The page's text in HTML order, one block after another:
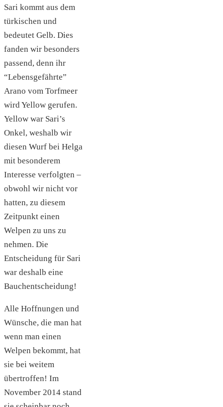
Sari kommt aus dem
türkischen und
bedeutet Gelb. Dies
fanden wir besonders
passend, denn ihr
“Lebensgefährte”
Arano vom Torfmeer
wird Yellow gerufen.
Yellow war Sari’s
Onkel, weshalb wir
diesen Wurf bei Helga
mit besonderem
Interesse verfolgten –
obwohl wir nicht vor
hatten, zu diesem
Zeitpunkt einen
Welpen zu uns zu
nehmen. Die
Entscheidung für Sari
war deshalb eine
Bauchentscheidung!
Alle Hoffnungen und
Wünsche, die man hat
wenn man einen
Welpen bekommt, hat
sie bei weitem
übertroffen! Im
November 2014 stand